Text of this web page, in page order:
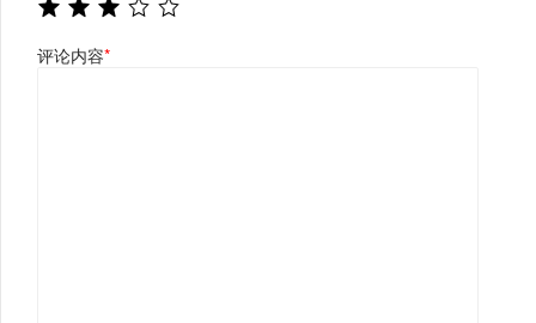
评论内容*